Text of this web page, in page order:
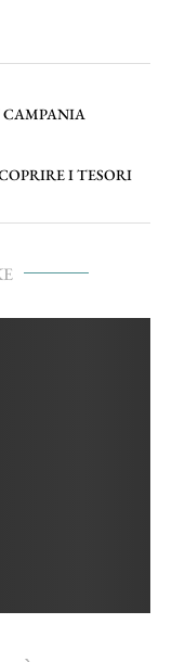
CAMPANIA
I TESORI